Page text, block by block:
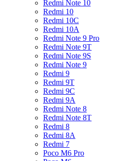
Redmi Note 10
Redmi 10
Redmi 10C
Redmi 10A
Redmi Note 9 Pro
Redmi Note 9T
Redmi Note 9S
Redmi Note 9
Redmi 9
Redmi 9T
Redmi 9C
Redmi 9A
Redmi Note 8
Redmi Note 8T
Redmi 8
Redmi 8A
Redmi 7
Poco M6 Pro